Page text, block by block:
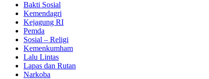
Bakti Sosial
Kemendagri
Kejagung RI
Pemda
Sosial – Religi
Kemenkumham
Lalu Lintas
Lapas dan Rutan
Narkoba